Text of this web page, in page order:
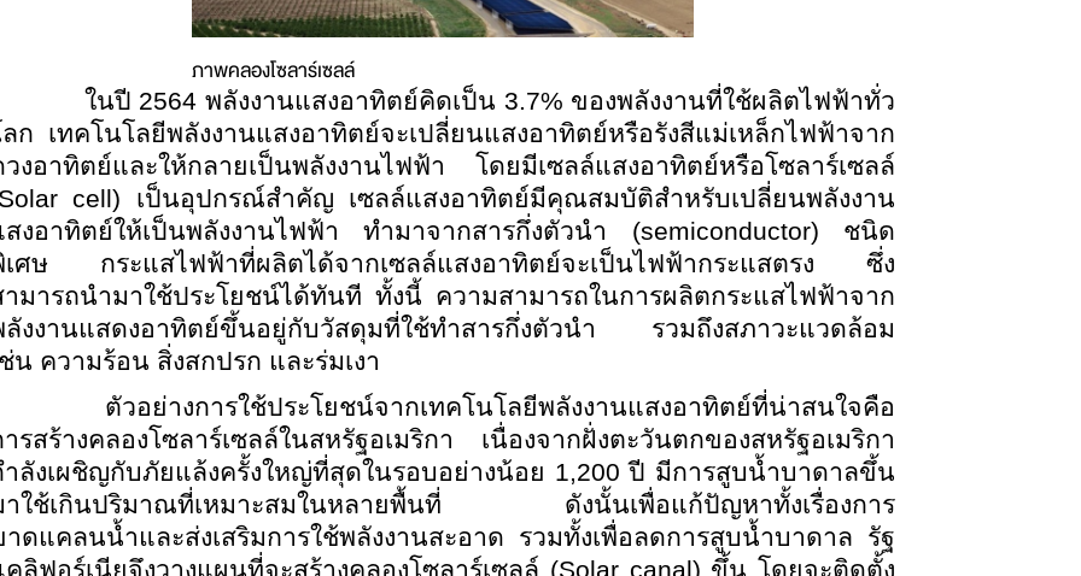
ภาพคลองโซลาร์เซลล์
นปี 2564 พลังงานแสงอาทิตย์คิดเป็น 3.7% ของพลังงานที่ใช้ผลิตไฟฟ้าทั่ว
ก เทคโนโลยีพลังงานแสงอาทิตย์จะเปลี่ยนแสงอาทิตย์หรือรังสีแม่เหล็กไฟฟ้าจาก
งอาทิตย์และให้กลายเป็นพลังงานไฟฟ้า โดยมีเซลล์แสงอาทิตย์หรือโซลาร์เซลล์
cell) เป็นอุปกรณ์สำคัญ เซลล์แสงอาทิตย์มีคุณสมบัติสำหรับเปลี่ยนพลังงาน
งอาทิตย์ให้เป็นพลังงานไฟฟ้า ทำมาจากสารกึ่งตัวนำ (semiconductor) ชนิด
เศษ กระแสไฟฟ้าที่ผลิตได้จากเซลล์แสงอาทิตย์จะเป็นไฟฟ้ากระแสตรง ซึ่ง
มารถนำมาใช้ประโยชน์ได้ทันที ทั้งนี้ ความสามารถในการผลิตกระแสไฟฟ้าจาก
ลังงานแสดงอาทิตย์ขึ้นอยู่กับวัสดุมที่ใช้ทำสารกึ่งตัวนำ รวมถึงสภาวะแวดล้อม
น ความร้อน สิ่งสกปรก และร่มเงา
วอย่างการใช้ประโยชน์จากเทคโนโลยีพลังงานแสงอาทิตย์ที่น่าสนใจคือ
รสร้างคลองโซลาร์เซลล์ในสหรัฐอเมริกา เนื่องจากฝั่งตะวันตกของสหรัฐอเมริกา
ลังเผชิญกับภัยแล้งครั้งใหญ่ที่สุดในรอบอย่างน้อย 1,200 ปี มีการสูบน้ำบาดาลขึ้น
าใช้เกินปริมาณที่เหมาะสมในหลายพื้นที่ ดังนั้นเพื่อแก้ปัญหาทั้งเรื่องการ
ดแคลนน้ำและส่งเสริมการใช้พลังงานสะอาด รวมทั้งเพื่อลดการสูบน้ำบาดาล รัฐ